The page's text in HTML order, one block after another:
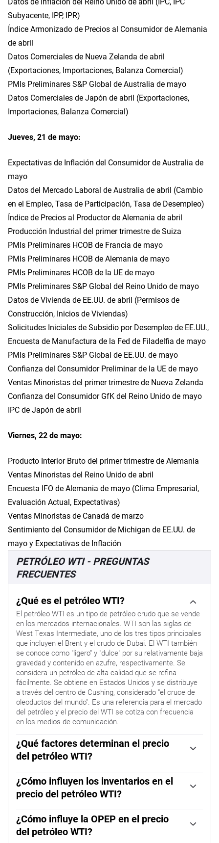
Subyacente, IPP, IPR)
Índice Armonizado de Precios al Consumidor de Alemania
de abril
Datos Comerciales de Nueva Zelanda de abril
(Exportaciones, Importaciones, Balanza Comercial)
PMIs Preliminares S&P Global de Australia de mayo
Datos Comerciales de Japón de abril (Exportaciones,
Importaciones, Balanza Comercial)
Jueves, 21 de mayo:
Expectativas de Inflación del Consumidor de Australia de
mayo
Datos del Mercado Laboral de Australia de abril (Cambio
en el Empleo, Tasa de Participación, Tasa de Desempleo)
Índice de Precios al Productor de Alemania de abril
Producción Industrial del primer trimestre de Suiza
PMIs Preliminares HCOB de Francia de mayo
PMIs Preliminares HCOB de Alemania de mayo
PMIs Preliminares HCOB de la UE de mayo
PMIs Preliminares S&P Global del Reino Unido de mayo
Datos de Vivienda de EE.UU. de abril (Permisos de
Construcción, Inicios de Viviendas)
Solicitudes Iniciales de Subsidio por Desempleo de EE.UU.,
Encuesta de Manufactura de la Fed de Filadelfia de mayo
PMIs Preliminares S&P Global de EE.UU. de mayo
Confianza del Consumidor Preliminar de la UE de mayo
Ventas Minoristas del primer trimestre de Nueva Zelanda
Confianza del Consumidor GfK del Reino Unido de mayo
IPC de Japón de abril
Viernes, 22 de mayo:
Producto Interior Bruto del primer trimestre de Alemania
Ventas Minoristas del Reino Unido de abril
Encuesta IFO de Alemania de mayo (Clima Empresarial,
Evaluación Actual, Expectativas)
Ventas Minoristas de Canadá de marzo
Sentimiento del Consumidor de Michigan de EE.UU. de
mayo y Expectativas de Inflación
PETRÓLEO WTI - PREGUNTAS
FRECUENTES
¿Qué es el petróleo WTI?
El petróleo WTI es un tipo de petróleo crudo que se vende
en los mercados internacionales. WTI son las siglas de
West Texas Intermediate, uno de los tres tipos principales
que incluyen el Brent y el crudo de Dubai. El WTI también
se conoce como "ligero" y "dulce" por su relativamente baja
gravedad y contenido en azufre, respectivamente. Se
considera un petróleo de alta calidad que se refina
fácilmente. Se obtiene en Estados Unidos y se distribuye
a través del centro de Cushing, considerado "el cruce de
oleoductos del mundo". Es una referencia para el mercado
del petróleo y el precio del WTI se cotiza con frecuencia
en los medios de comunicación.
¿Qué factores determinan el precio
del petróleo WTI?
principales factores que determinan el precio del petróleo
WTI. Como tal, el crecimiento global puede ser un
impulsor del aumento de la demanda y viceversa en el
política, las guerras y las sanciones pueden alterar la
oferta y repercutir en los precios. Las decisiones de la
OPEP, grupo de grandes países productores de petróleo,
¿Cómo influyen los inventarios en el
precio del petróleo WTI?
publicados por el Instituto Americano del Petróleo (API) y
la Agencia de Información de Energía (EIA) influyen en el
precio del petróleo WTI. Los cambios en los inventarios
¿Cómo influye la OPEP en el precio
del petróleo WTI?